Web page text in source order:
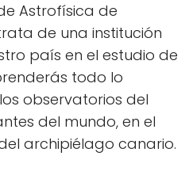
Astrofísica de
de una institución
país en el estudio de
todo lo
observatorios del
del mundo, en el
archipiélago canario.